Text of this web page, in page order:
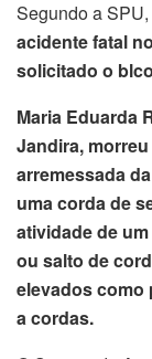
Segundo a SPU,
acidente fatal
solicitado o
Maria Eduarda
Jandira,
arremessada
uma corda de
atividade de
ou salto de
elevados como
a cordas.